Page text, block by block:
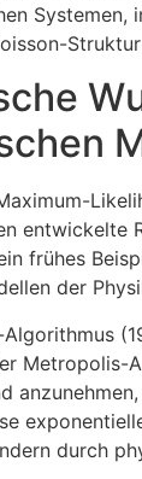
entwickelte
frühes
der
Metropolis-
durch